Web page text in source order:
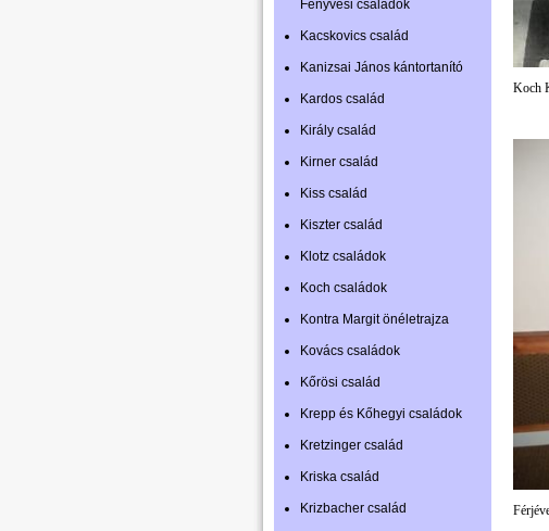
Fenyvesi családok
Kacskovics család
Kanizsai János kántortanító
Kardos család
Király család
Kirner család
Kiss család
Kiszter család
Klotz családok
Koch családok
Kontra Margit önéletrajza
Kovács családok
Kőrösi család
Krepp és Kőhegyi családok
Kretzinger család
Kriska család
Krizbacher család
Koch